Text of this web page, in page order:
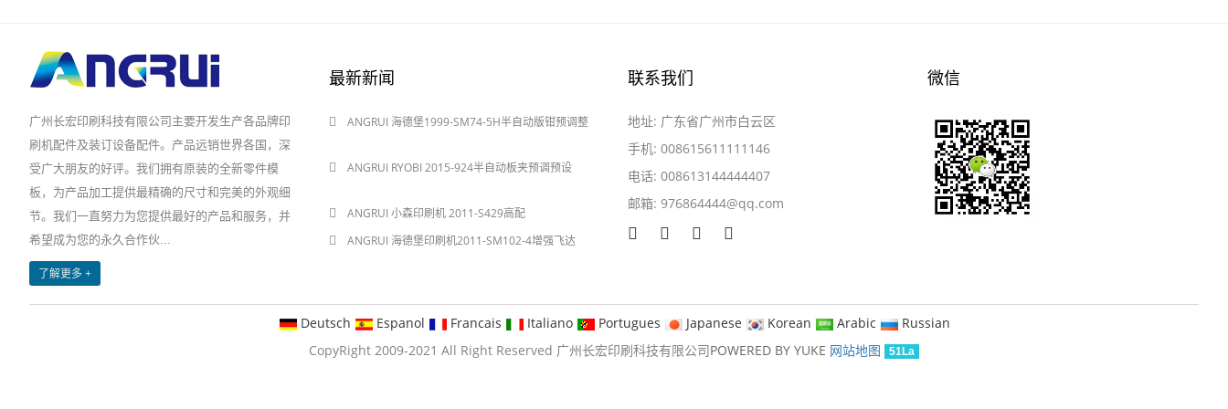
广州长宏印刷科技有限公司主要开发生产各品牌印
刷机配件及装订设备配件。产品远销世界各国，深
受广大朋友的好评。我们拥有原装的全新零件模
板，为产品加工提供最精确的尺寸和完美的外观细
节。我们一直努力为您提供最好的产品和服务，并
希望成为您的永久合作伙...
了解更多 +
最新新闻
ANGRUI 海德堡1999-SM74-5H半自动版钳预调整
ANGRUI RYOBI 2015-924半自动板夹预调预设
ANGRUI 小森印刷机 2011-S429高配
ANGRUI 海德堡印刷机2011-SM102-4增强飞达
联系我们
地址: 广东省广州市白云区
手机: 008615611111146
电话: 008613144444407
邮箱: 976864444@qq.com
微信
Deutsch Espanol Francais Italiano Portugues Japanese Korean Arabic
Russian
CopyRight 2009-2021 All Right Reserved 广州长宏印刷科技有限公司POWERED BY YUKE 网站地图 51La